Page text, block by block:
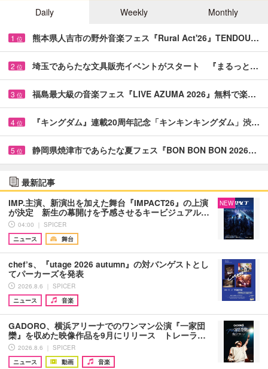
Daily
Weekly Monthly
1 位 熊本県人吉市の野外音楽フェス『Rural Act'26』TENDOU…
2 位 埼玉であらたな文具販売イベントがスタート 『まるっと…
3 位 福島最大級の音楽フェス『LIVE AZUMA 2026』無料で楽…
4 位 『キングダム』連載20周年記念「キンキンキングダム」渋…
5 位 静岡県焼津市であらたな夏フェス『BON BON BON 2026…
最新記事
IMP.主演、新演出を加えた舞台『IMPACT26』の上演
が決定 新生の幕開けを予感させるキービジュアル…
04:00 ｜ SPICER
ニュース
舞台
NEW
chef’s、『utage 2026 autumn』の対バンゲストとし
てパーカーズを発表
2026.8.6 ｜ SPICER
ニュース
音楽
GADORO、横浜アリーナでのワンマン公演『一家団
欒』を収めた映像作品を9月にリリース トレーラ…
2026.8.6 ｜ SPICER
ニュース
動画 音楽